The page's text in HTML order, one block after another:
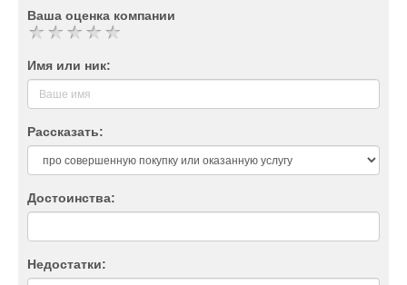
Ваша оценка компании
Имя или ник:
Рассказать:
Достоинства:
Недостатки: